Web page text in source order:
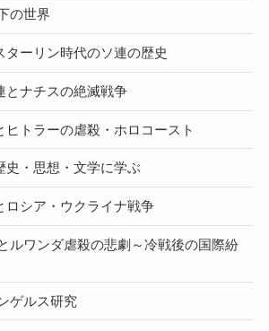
の世界
ターリン時代のソ連の歴史
とナチスの絶滅戦争
ヒトラーの虐殺・ホロコースト
史・思想・文学に学ぶ
ロシア・ウクライナ戦争
ルワンダ虐殺の悲劇～冷戦後の国際紛
ゲルス研究